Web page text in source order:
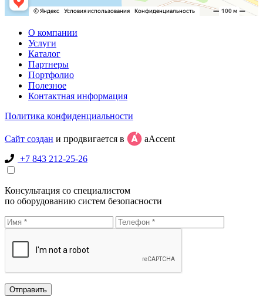
О компании
Услуги
Каталог
Партнеры
Портфолио
Полезное
Контактная информация
Политика конфиденциальности
Сайт создан и продвигается в
aAccent
+7 843 212-25-26
Консультация со специалистом
по оборудованию систем безопасности